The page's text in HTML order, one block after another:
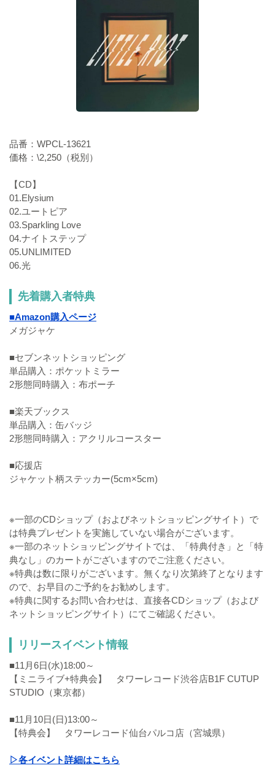
品番：WPCL-13621
価格：\2,250（税別）
【CD】
01.Elysium
02.ユートピア
03.Sparkling Love
04.ナイトステップ
05.UNLIMITED
06.光
先着購入者特典
■Amazon購入ページ
メガジャケ
■セブンネットショッピング
単品購入：ポケットミラー
2形態同時購入：布ポーチ
■楽天ブックス
単品購入：缶バッジ
2形態同時購入：アクリルコースター
■応援店
ジャケット柄ステッカー(5cm×5cm)
※一部のCDショップ（およびネットショッピングサイト）で
は特典プレゼントを実施していない場合がございます。
※一部のネットショッピングサイトでは、「特典付き」と「特
典なし」のカートがございますのでご注意ください。
※特典は数に限りがございます。無くなり次第終了となります
ので、お早目のご予約をお勧めします。
※特典に関するお問い合わせは、直接各CDショップ（および
ネットショッピングサイト）にてご確認ください。
リリースイベント情報
■11月6日(水)18:00～
【ミニライブ+特典会】 タワーレコード渋谷店B1F CUTUP
STUDIO（東京都）
■11月10日(日)13:00～
【特典会】 タワーレコード仙台パルコ店（宮城県）
▷各イベント詳細はこちら